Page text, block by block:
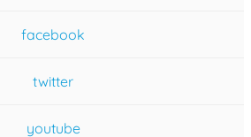
facebook
twitter
youtube